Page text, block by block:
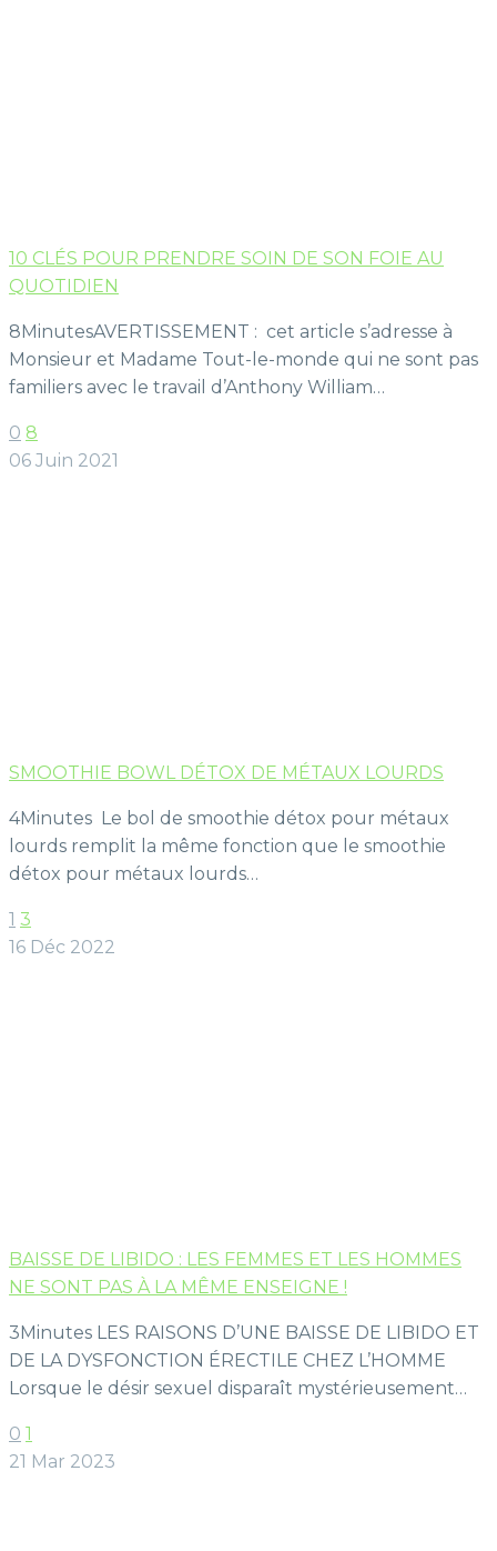
10 CLÉS POUR PRENDRE SOIN DE SON FOIE AU
QUOTIDIEN
8MinutesAVERTISSEMENT : cet article s’adresse à
Monsieur et Madame Tout-le-monde qui ne sont pas
familiers avec le travail d’Anthony William…
0 8
06 Juin 2021
SMOOTHIE BOWL DÉTOX DE MÉTAUX LOURDS
4Minutes Le bol de smoothie détox pour métaux
lourds remplit la même fonction que le smoothie
détox pour métaux lourds…
1 3
16 Déc 2022
BAISSE DE LIBIDO : LES FEMMES ET LES HOMMES
NE SONT PAS À LA MÊME ENSEIGNE !
3Minutes LES RAISONS D’UNE BAISSE DE LIBIDO ET
DE LA DYSFONCTION ÉRECTILE CHEZ L’HOMME
Lorsque le désir sexuel disparaît mystérieusement…
0 1
21 Mar 2023